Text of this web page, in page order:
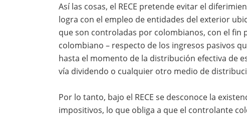
Así las cosas, el RECE pretende evitar el
logra con el empleo de entidades del exterior
que son controladas por colombianos, con el
colombiano – respecto de los ingresos pasivos
hasta el momento de la distribución efectiva de
vía dividendo o cualquier otro medio de
Por lo tanto, bajo el RECE se desconoce la
impositivos, lo que obliga a que el controlante